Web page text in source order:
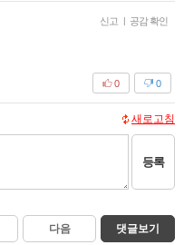
신고 | 공감 확인
0
0
새로고침
등록
다음 댓글보기